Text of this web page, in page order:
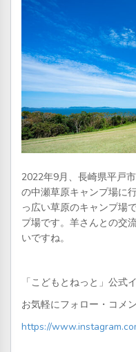
2022年9月、長崎県平戸
の中瀬草原キャンプ場に
っ広い草原のキャンプ場
プ場です。羊さんとの交
いですね。
「こどもとねっと」公式
お気軽にフォロー・コメ
https://